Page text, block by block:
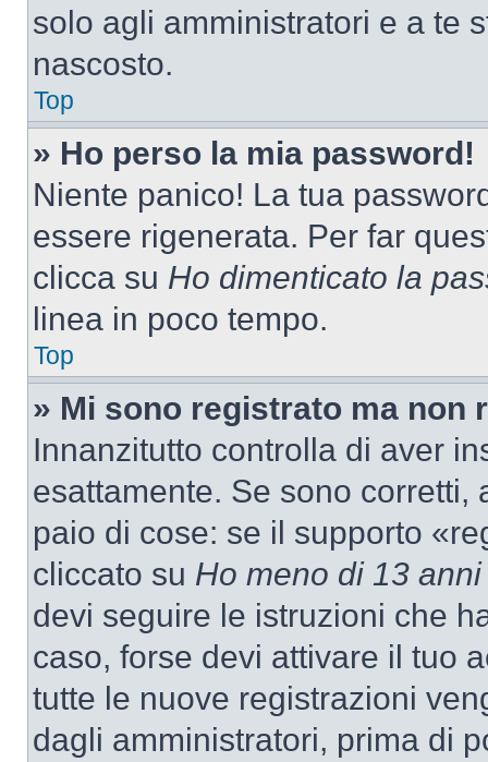
solo agli amministratori e a te
nascosto.
Top
» Ho perso la mia password!
Niente panico! La tua
essere rigenerata. Per far
clicca su Ho dimenticato la
linea in poco tempo.
Top
» Mi sono registrato ma non
Innanzitutto controlla di aver
esattamente. Se sono
paio di cose: se il supporto
cliccato su Ho meno di 13 anni
devi seguire le istruzioni che
caso, forse devi attivare il tuo
tutte le nuove registrazioni
dagli amministratori, prima di